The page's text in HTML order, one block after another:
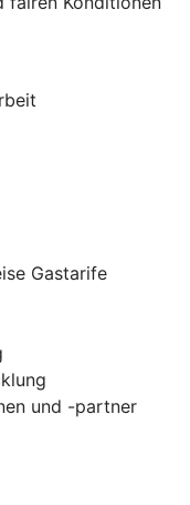
Gastarife
und -partner